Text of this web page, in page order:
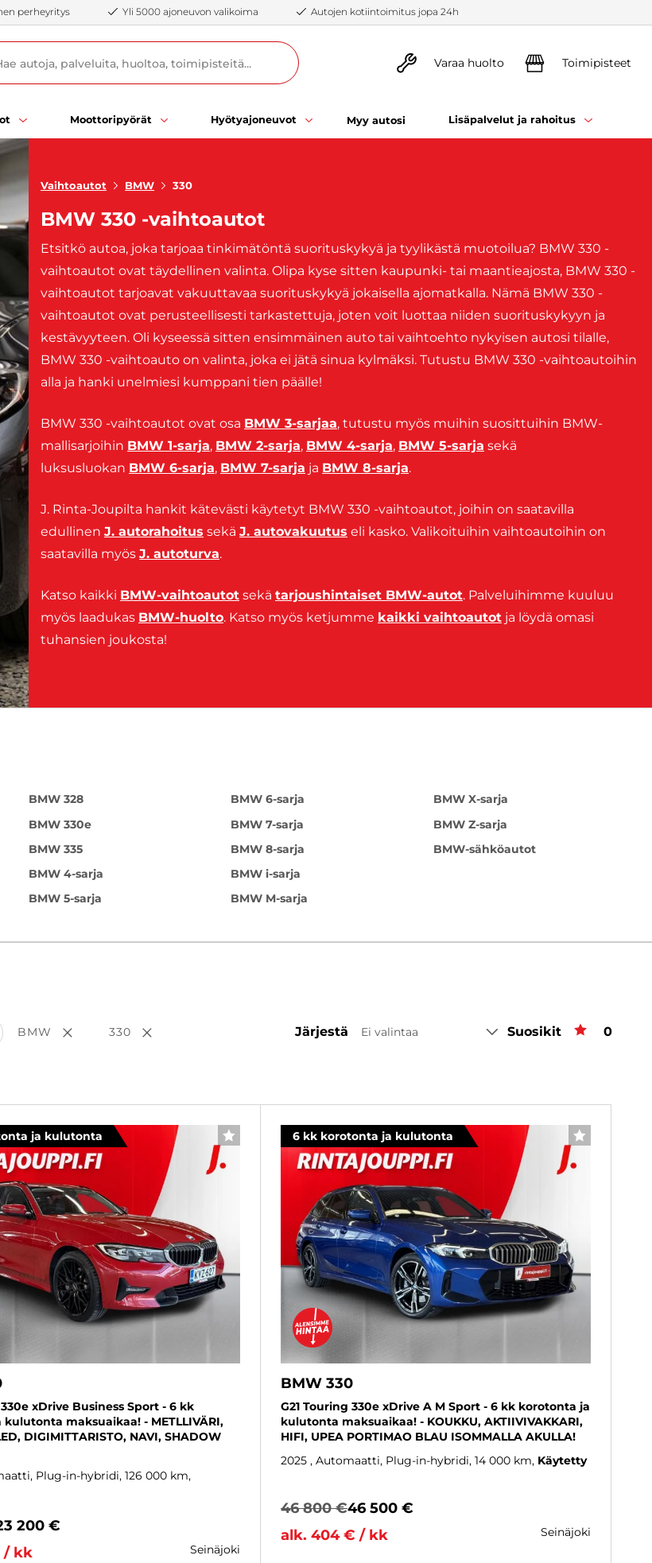
perheyritys Yli 5000 ajoneuvon valikoima Autojen kotiintoimitus jopa 24h
Varaa huolto Toimipisteet
Moottoripyörät Hyötyajoneuvot Myy autosi Lisäpalvelut ja rahoitus
Vaihtoautot BMW 330
BMW 330 -vaihtoautot
Etsitkö autoa, joka tarjoaa tinkimätöntä suorituskykyä ja tyylikästä muotoilua? BMW 330 -
vaihtoautot ovat täydellinen valinta. Olipa kyse sitten kaupunki- tai maantieajosta, BMW 330 -
vaihtoautot tarjoavat vakuuttavaa suorituskykyä jokaisella ajomatkalla. Nämä BMW 330 -
vaihtoautot ovat perusteellisesti tarkastettuja, joten voit luottaa niiden suorituskykyyn ja
kestävyyteen. Oli kyseessä sitten ensimmäinen auto tai vaihtoehto nykyisen autosi tilalle,
BMW 330 -vaihtoauto on valinta, joka ei jätä sinua kylmäksi. Tutustu BMW 330 -vaihtoautoihin
alla ja hanki unelmiesi kumppani tien päälle!
BMW 330 -vaihtoautot ovat osa BMW 3-sarjaa, tutustu myös muihin suosittuihin BMW-
mallisarjoihin BMW 1-sarja, BMW 2-sarja, BMW 4-sarja, BMW 5-sarja sekä
luksusluokan BMW 6-sarja, BMW 7-sarja ja BMW 8-sarja.
J. Rinta-Joupilta hankit kätevästi käytetyt BMW 330 -vaihtoautot, joihin on saatavilla
edullinen J. autorahoitus sekä J. autovakuutus eli kasko. Valikoituihin vaihtoautoihin on
saatavilla myös J. autoturva.
Katso kaikki BMW-vaihtoautot sekä tarjoushintaiset BMW-autot. Palveluihimme kuuluu
myös laadukas BMW-huolto. Katso myös ketjumme kaikki vaihtoautot ja löydä omasi
tuhansien joukosta!
BMW 328
BMW 330e
BMW 335
BMW 4-sarja
BMW 5-sarja
BMW 6-sarja
BMW 7-sarja
BMW 8-sarja
BMW i-sarja
BMW M-sarja
BMW X-sarja
BMW Z-sarja
BMW-sähköautot
valinta
BMW Poista valinta
330 Poista valinta Järjestä Ei valintaa Suosikit 0
ja kulutonta SUOSIKKI
xDrive Business Sport - 6 kk
maksuaikaa! - METLLIVÄRI,
DIGIMITTARISTO, NAVI, SHADOW
Plug-in-hybridi, 126 000 km
200 €
/ kk
seinäjoki
6 kk korotonta ja kulutonta SUOSIKKI
BMW 330
G21 Touring 330e xDrive A M Sport - 6 kk korotonta ja
kulutonta maksuaikaa! - KOUKKU, AKTIIVIVAKKARI,
HIFI, UPEA PORTIMAO BLAU ISOMMALLA AKULLA!
2025 , Automaatti, Plug-in-hybridi, 14 000 km Käytetty
46 800 €46 500 €
alk. 404 € / kk
seinäjoki